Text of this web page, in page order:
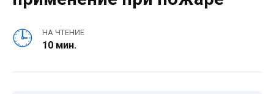
НА ЧТЕНИЕ
10 мин.